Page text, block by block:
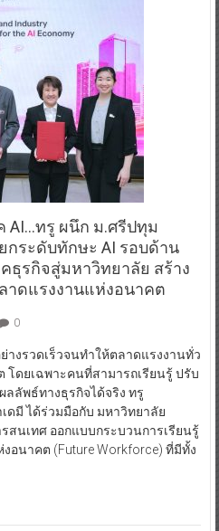
AI…ทรู ผนึก ม.ศรีปทุม
กระดับทักษะ AI รอบด้าน
ธุรกิจสู่มหาวิทยาลัย สร้าง
าดแรงงานแห่งอนาคต
0
างรวดเร็วจนทำให้ตลาดแรงงานทั่ว
ดยเฉพาะคนที่สามารถเรียนรู้ ปรับ
ลลัพธ์ทางธุรกิจได้จริง ทรู
ดมี ได้ร่วมมือกับ มหาวิทยาลัย
นเทศ ออกแบบกระบวนการเรียนรู้
อนาคต (Future Workforce) ที่มีทั้ง